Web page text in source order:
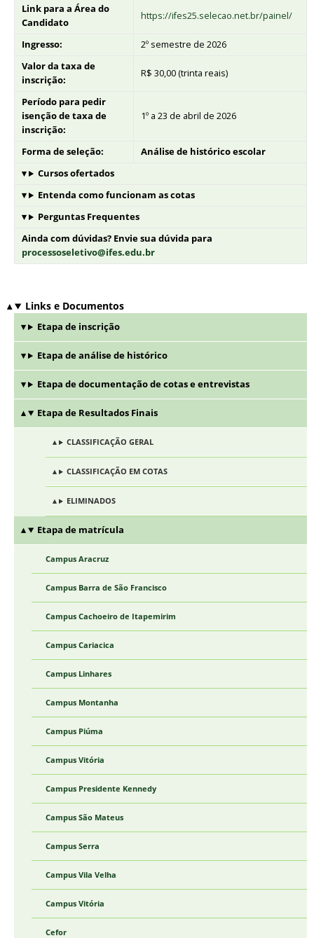
Link para a Área do
Candidato
https://ifes25.selecao.net.br/painel/
Ingresso:
2º semestre de 2026
Valor da taxa de
inscrição:
R$ 30,00 (trinta reais)
Período para pedir
isenção de taxa de
inscrição:
1º a 23 de abril de 2026
Forma de seleção:
Análise de histórico escolar
Cursos ofertados
Entenda como funcionam as cotas
Perguntas Frequentes
Ainda com dúvidas? Envie sua dúvida para
processoseletivo@ifes.edu.br
Links e Documentos
Etapa de inscrição
Etapa de análise de histórico
Etapa de documentação de cotas e entrevistas
Etapa de Resultados Finais
CLASSIFICAÇÃO GERAL
CLASSIFICAÇÃO EM COTAS
ELIMINADOS
Etapa de matrícula
Campus Aracruz
Campus Barra de São Francisco
Campus Cachoeiro de Itapemirim
Campus Cariacica
Campus Linhares
Campus Montanha
Campus Piúma
Campus Vitória
Campus Presidente Kennedy
Campus São Mateus
Campus Serra
Campus Vila Velha
Campus Vitória
Cefor